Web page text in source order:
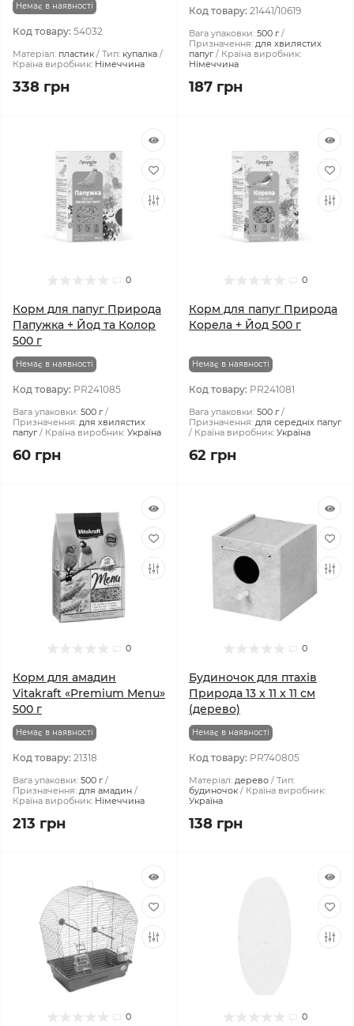
Немає в наявності
Код товару: 54032
Матеріал: пластик Тип: купалка
Країна виробник: Німеччина
338 грн
Код товару: 21441/10619
Вага упаковки: 500 г
Призначення: для хвилястих
папуг
Країна виробник:
Німеччина
187 грн
0
Корм для папуг Природа
Папужка + Йод та Колор
500 г
Немає в наявності
Код товару: PR241085
Вага упаковки: 500 г
Призначення: для хвилястих
папуг
Країна виробник: Україна
60 грн
0
Корм для папуг Природа
Корела + Йод 500 г
Немає в наявності
Код товару: PR241081
Вага упаковки: 500 г
Призначення: для середніх папуг
Країна виробник: Україна
62 грн
0
Корм для амадин
Vitakraft «Premium Menu»
500 г
Немає в наявності
Код товару: 21318
Вага упаковки: 500 г
Призначення: для амадин
Країна виробник: Німеччина
213 грн
0
Будиночок для птахів
Природа 13 x 11 x 11 см
(дерево)
Немає в наявності
Код товару: PR740805
Матеріал: дерево
Тип:
будиночок
Країна виробник:
Україна
138 грн
0 0